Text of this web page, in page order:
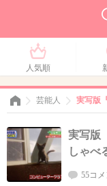
人気順
芸能人 実写版
実写版
しゃべ
55コメ